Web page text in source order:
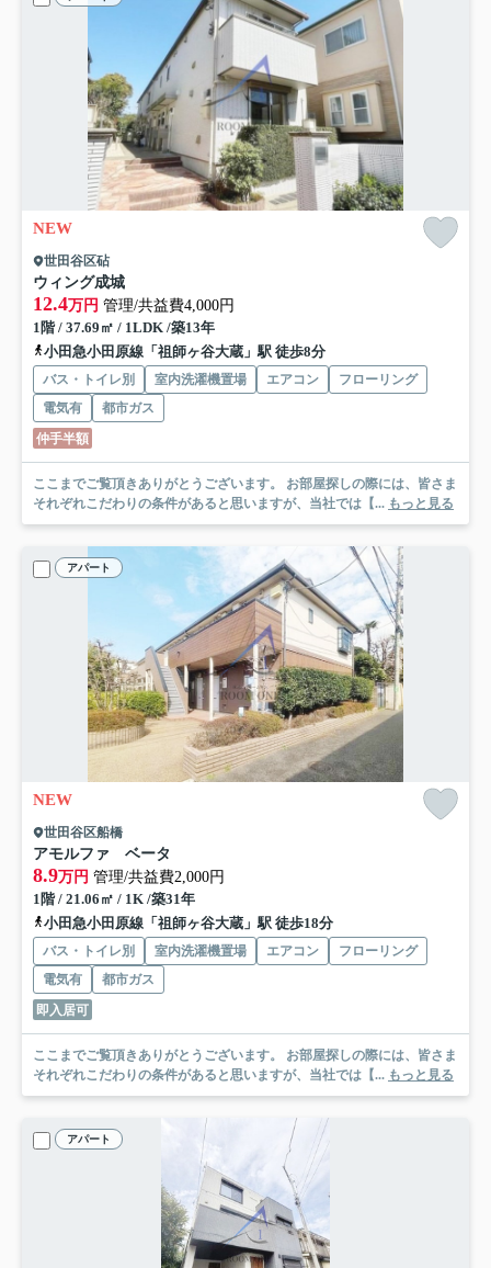
NEW
世田谷区砧
ウィング成城
12.4万円 管理/共益費4,000円
1階 / 37.69㎡ / 1LDK /築13年
小田急小田原線「祖師ヶ谷大蔵」駅 徒歩8分
バス・トイレ別 室内洗濯機置場 エアコン
フローリング
電気有
都市ガス
仲手半額
ここまでご覧頂きありがとうございます。 お部屋探しの際には、皆さま
それぞれこだわりの条件があると思いますが、当社では【... もっと見る
アパート
NEW
世田谷区船橋
アモルファ ベータ
8.9万円 管理/共益費2,000円
1階 / 21.06㎡ / 1K /築31年
小田急小田原線「祖師ヶ谷大蔵」駅 徒歩18分
バス・トイレ別 室内洗濯機置場 エアコン
フローリング
電気有
都市ガス
即入居可
ここまでご覧頂きありがとうございます。 お部屋探しの際には、皆さま
それぞれこだわりの条件があると思いますが、当社では【... もっと見る
アパート